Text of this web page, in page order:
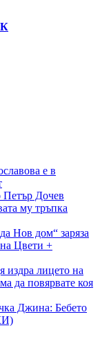
е в
Петър Дочев
му тръпка
Нов дом“ заряза
Цвети +
издра лицето на
да повярвате коя
Джина: Бебето